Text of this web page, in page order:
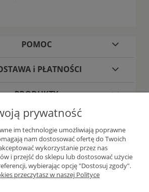
POMOC
i PŁATNOŚCI
PRODUKTY
O FIRMIE
prywatność
im technologie umożliwiają poprawne
nam dostosować ofertę do Twoich
wykorzystanie przez nas
i przejść do sklepu lub dostosować użycie
wybierając opcję "Dostosuj zgody".
przeczytasz w naszej Polityce